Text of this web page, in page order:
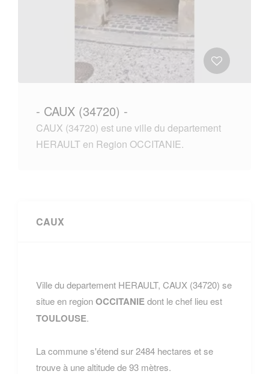
- CAUX (34720) -
CAUX (34720) est une ville du departement
HERAULT en Region OCCITANIE.
CAUX
Ville du departement HERAULT, CAUX (34720) se
situe en regionOCCITANIEdont le chef lieu est
TOULOUSE.
La commune s'étend sur 2484 hectares et se
trouve à une altitude de 93 mètres.